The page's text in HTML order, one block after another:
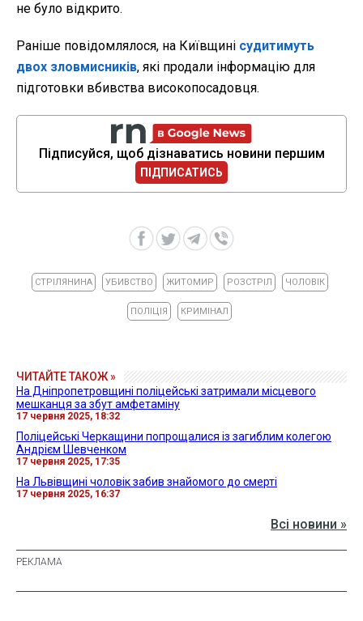
не було відкрито.
Раніше повідомлялося, на Київщині судитимуть
двох зловмисників, які продали інформацію для
підготовки вбивства високопосадовця.
Підписуйся, щоб дізнаватись новини першим
ПІДПИСАТИСЬ
СТРІЛЯНИНА УБИВСТВО ЖИТОМИР РОЗСТРІЛ ЧОЛОВІК
ПОЛІЦІЯ КРИМІНАЛ
ЧИТАЙТЕ ТАКОЖ »
На Дніпропетровщині поліцейські затримали місцевого
мешканця за збут амфетаміну
17 червня 2025, 18:32
Поліцейські Черкащини попрощалися із загиблим колегою
Андрієм Шевченком
17 червня 2025, 17:35
На Львівщині чоловік забив знайомого до смерті
17 червня 2025, 16:37
Всі новини »